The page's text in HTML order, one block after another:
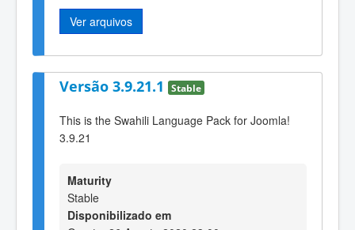
Ver arquivos
Versão 3.9.21.1 Stable
This is the Swahili Language Pack for Joomla!
3.9.21
Maturity
Stable
Disponibilizado em